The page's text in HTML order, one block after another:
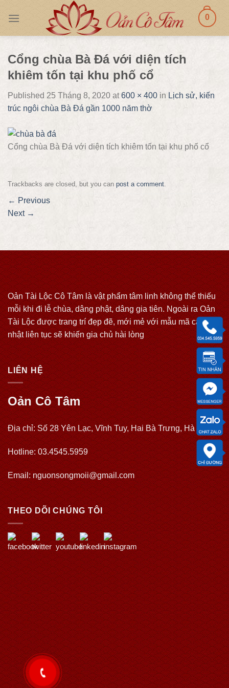
0
Cổng chùa Bà Đá với diện tích
khiêm tốn tại khu phố cổ
Published 25 Tháng 8, 2020 at600 × 400 in Lịch sử, kiến
trúc ngôi chùa Bà Đá gần 1000 năm thờ
Cổng chùa Bà Đá với diện tích khiêm tốn tại khu phố cổ
Trackbacks are closed, but you can post a comment.
← Previous
Next →
Oản Tài Lộc Cô Tâm là vật phẩm tâm linh không thể thiếu
mỗi khi đi lễ chùa, dâng phật, dâng gia tiên. Ngoài ra Oản
Tài Lộc được trang trí đẹp đẽ, mới mẻ với mẫu mã cập
nhật liên tục sẽ khiến gia chủ hài lòng
LIÊN HỆ
Oản Cô Tâm
Địa chỉ: Số 28 Yên Lạc, Vĩnh Tuy, Hai Bà Trưng, Hà Nội
Hotline: 03.4545.5959
Email: nguonsongmoii@gmail.com
THEO DÕI CHÚNG TÔI